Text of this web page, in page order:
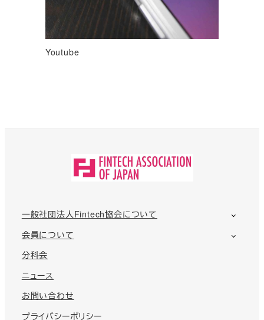
Youtube
一般社団法人Fintech協会について
会員について
分科会
ニュース
お問い合わせ
プライバシーポリシー